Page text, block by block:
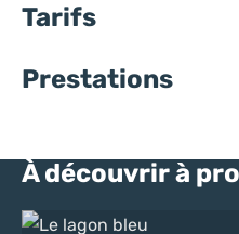
Tarifs
Prestations
À découvrir à
Le lagon bleu